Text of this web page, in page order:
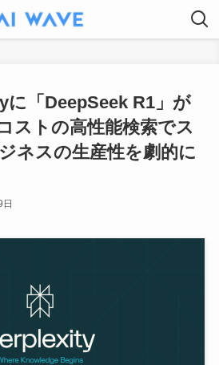
に「DeepSeek R1」が
ストの高性能検索でス
ネスの生産性を劇的に